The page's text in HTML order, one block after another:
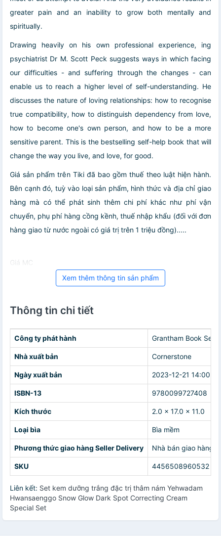
greater pain and an inability to grow both mentally and
spiritually.
Drawing heavily on his own professional experience, ing
psychiatrist Dr M. Scott Peck suggests ways in which facing
our difficulties - and suffering through the changes - can
enable us to reach a higher level of self-understanding. He
discusses the nature of loving relationships: how to recognise
true compatibility, how to distinguish dependency from love,
how to become one's own person, and how to be a more
sensitive parent. This is the bestselling self-help book that will
change the way you live, and love, for good.
Giá sản phẩm trên Tiki đã bao gồm thuế theo luật hiện hành.
Bên cạnh đó, tuỳ vào loại sản phẩm, hình thức và địa chỉ giao
hàng mà có thể phát sinh thêm chi phí khác như phí vận
chuyển, phụ phí hàng cồng kềnh, thuế nhập khẩu (đối với đơn
hàng giao từ nước ngoài có giá trị trên 1 triệu đồng).....
Giá MC
Xem thêm thông tin sản phẩm
Thông tin chi tiết
Công ty phát hành Grantham Book
Nhà xuất bản Cornerstone
Ngày xuất bản 2023-12-21 14:00:00
ISBN-13 9780099727408
Kích thước 2.0 x 17.0 x 11.0
Loại bìa Bìa mềm
Phương thức giao hàng Seller Delivery Nhà bán giao hàng
SKU 4456508960532
Liên kết: Set kem dưỡng trắng đặc trị thâm nám Yehwadam
Hwansaenggo Snow Glow Dark Spot Correcting Cream
Special Set